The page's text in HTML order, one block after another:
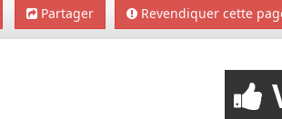
Partager Revendiquer cette